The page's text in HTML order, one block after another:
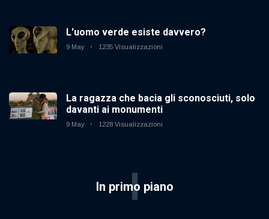
L'uomo verde esiste davvero?
9 May 1235 Visualizzazioni
La ragazza che bacia gli sconosciuti, solo
davanti ai monumenti
9 May 1228 Visualizzazioni
In primo piano
I